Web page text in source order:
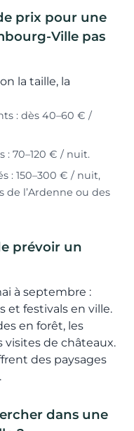
prix pour une
Ville pas
la taille, la
: dès 40–60 € /
: 70–120 € / nuit.
: 150–300 € / nuit,
de l’Ardenne ou des
prévoir un
à septembre :
et festivals en ville.
en forêt, les
visites de châteaux.
des paysages
dans une